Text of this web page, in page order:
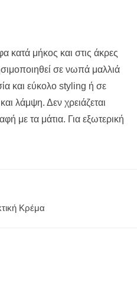
κατά μήκος και στις άκρες
σε νωπά μαλλιά
και εύκολο styling ή σε
λάμψη. Δεν χρειάζεται
με τα μάτια. Για εξωτερική
Κρέμα